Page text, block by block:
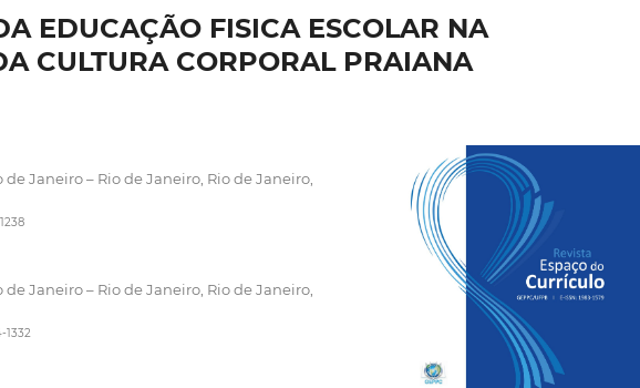
EDUCAÇÃO FISICA ESCOLAR NA
CULTURA CORPORAL PRAIANA
Janeiro – Rio de Janeiro, Rio de Janeiro,
Janeiro – Rio de Janeiro, Rio de Janeiro,